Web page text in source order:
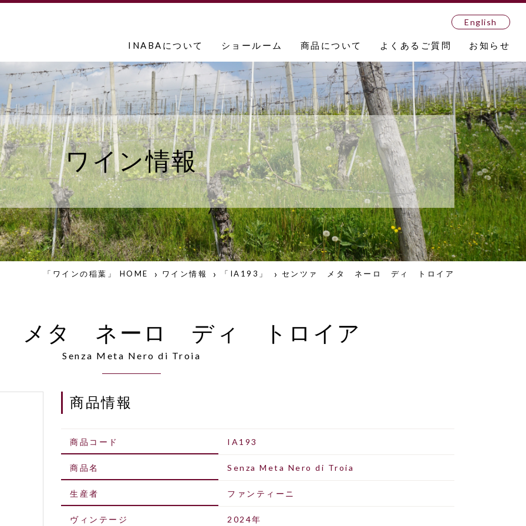
English
INABAについて ショールーム 商品について よくあるご質問 お知らせ
ワイン情報
「ワインの稲葉」 HOME ワイン情報 「IA193」 センツァ メタ ネーロ ディ トロイア
メタ ネーロ ディ トロイア
Senza Meta Nero di Troia
商品情報
商品コード IA193
商品名 Senza Meta Nero di Troia
生産者 ファンティーニ
ヴィンテージ 2024年